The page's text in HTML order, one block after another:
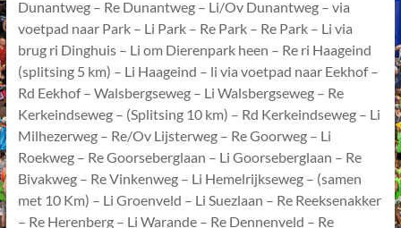
Dunantweg – Re Dunantweg – Li/Ov Dunantweg – via
voetpad naar Park – Li Park – Re Park – Re Park – Li via
brug ri Dinghuis – Li om Dierenpark heen – Re ri Haageind
(splitsing 5 km) – Li Haageind – li via voetpad naar Eekhof –
Rd Eekhof – Walsbergseweg – Li Walsbergseweg – Re
Kerkeindseweg – (Splitsing 10 km) – Rd Kerkeindseweg – Li
Milhezerweg – Re/Ov Lijsterweg – Re Goorweg – Li
Roekweg – Re Goorseberglaan – Li Goorseberglaan – Re
Bivakweg – Re Vinkenweg – Li Hemelrijkseweg – (samen
met 10 Km) – Li Groenveld – Li Suezlaan – Re Reeksenakker
– Re Herenberg – Li Warande – Re Dennenveld – Re